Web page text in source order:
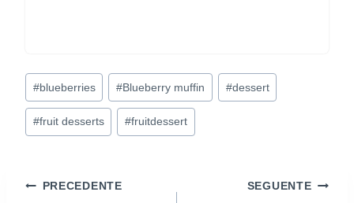
Tag
articolo:
#blueberries #Blueberry muffin #dessert
#fruit desserts #fruitdessert
Navigazione
PRECEDENTE SEGUENTE